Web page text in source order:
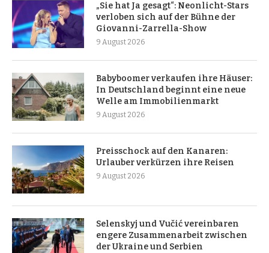
„Sie hat Ja gesagt“: Neonlicht-Stars
verloben sich auf der Bühne der
Giovanni-Zarrella-Show
9 August 2026
Babyboomer verkaufen ihre Häuser:
In Deutschland beginnt eine neue
Welle am Immobilienmarkt
9 August 2026
Preisschock auf den Kanaren:
Urlauber verkürzen ihre Reisen
9 August 2026
Selenskyj und Vučić vereinbaren
engere Zusammenarbeit zwischen
der Ukraine und Serbien